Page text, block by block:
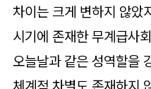
차이는 크게 변하지 않았
시기에 존재한 무계급사
오늘날과 같은 성역할을